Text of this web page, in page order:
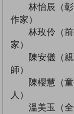
林怡辰（彰
作家）
林玫伶（前
家）
陳安儀（親
師）
陳櫻慧（童
人）
溫美玉（全